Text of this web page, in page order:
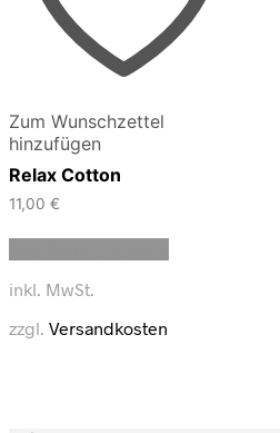
Zum Wunschzettel
hinzufügen
Relax Cotton
11,00 €
inkl. MwSt.
zzgl. Versandkosten